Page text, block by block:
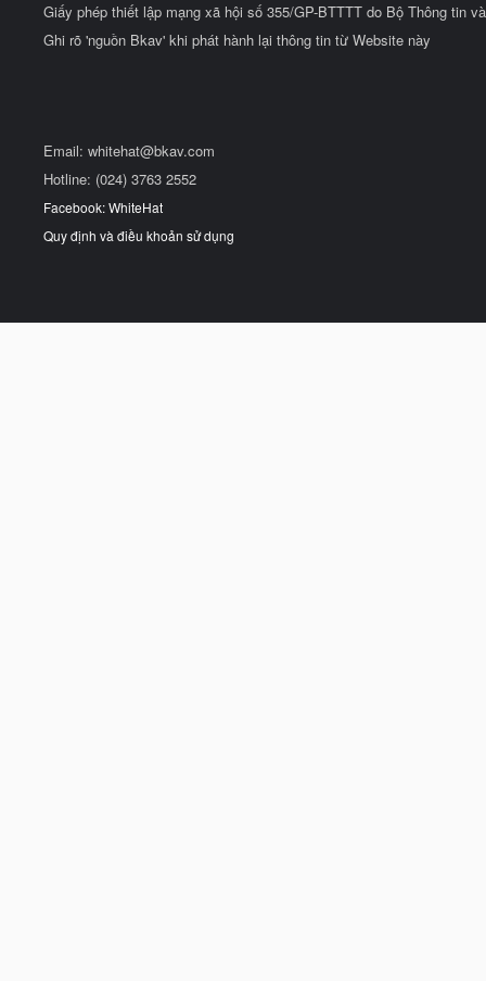
Giấy phép thiết lập mạng xã hội số 355/GP-BTTTT do Bộ Thông tin
Ghi rõ 'nguồn Bkav' khi phát hành lại thông tin từ Website này
Email: whitehat@bkav.com
Hotline: (024) 3763 2552
Facebook: WhiteHat
Quy định và điều khoản sử dụng